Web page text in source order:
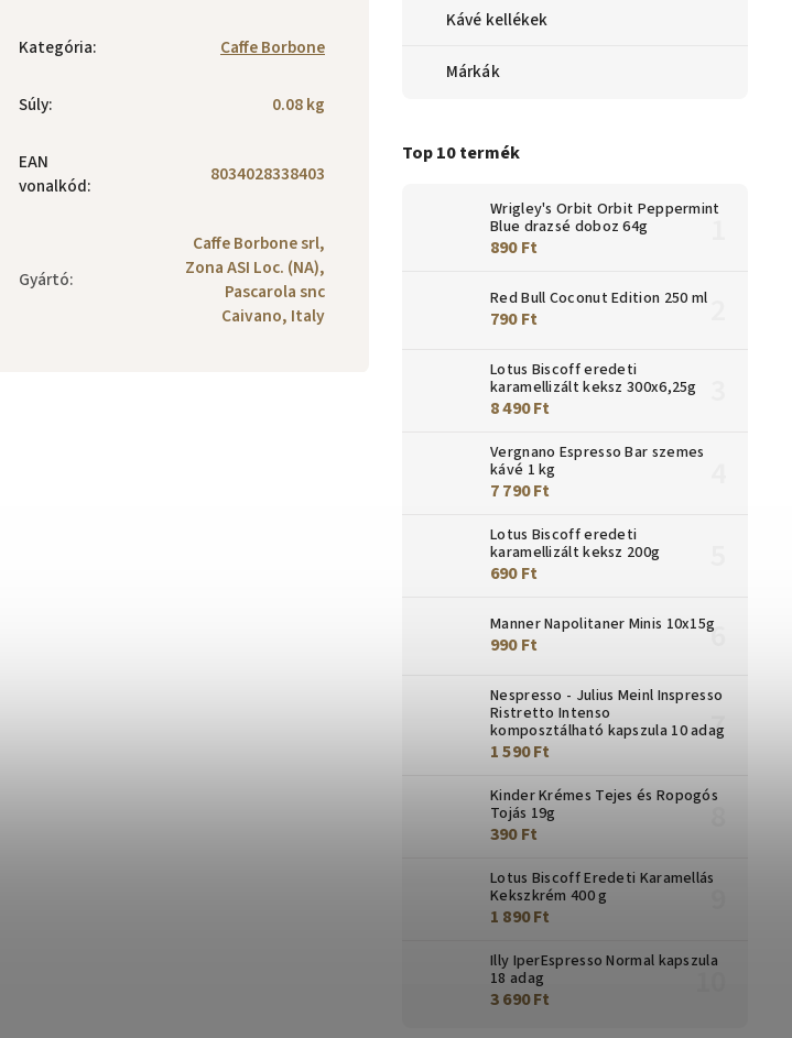
Kávé kellékek
Márkák
Top 10 termék
Wrigley's Orbit Orbit Peppermint
Blue drazsé doboz 64g
890 Ft
Red Bull Coconut Edition 250 ml
790 Ft
Lotus Biscoff eredeti
karamellizált keksz 300x6,25g
8 490 Ft
Vergnano Espresso Bar szemes
kávé 1 kg
7 790 Ft
Lotus Biscoff eredeti
karamellizált keksz 200g
690 Ft
Manner Napolitaner Minis 10x15g
990 Ft
Nespresso - Julius Meinl Inspresso
Ristretto Intenso
komposztálható kapszula 10 adag
1 590 Ft
Kinder Krémes Tejes és Ropogós
Tojás 19g
390 Ft
Lotus Biscoff Eredeti Karamellás
Kekszkrém 400 g
1 890 Ft
Illy IperEspresso Normal kapszula
18 adag
3 690 Ft
Kategória: Caffe Borbone
Súly: 0.08 kg
EAN
vonalkód: 8034028338403
Gyártó:
Caffe Borbone srl,
Zona ASI Loc. (NA),
Pascarola snc
Caivano, Italy